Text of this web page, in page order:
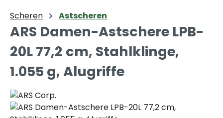
Scheren Astscheren
ARS Damen-Astschere LPB-
20L 77,2 cm, Stahlklinge,
1.055 g, Alugriffe
Bildergalerie überspringen